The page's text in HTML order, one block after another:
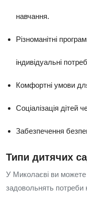
навчання.
Різноманітні
індивідуальні
Комфортні умови
Соціалізація дітей
Забезпечення
Типи дитячих
У Миколаєві ви можете
задовольнять потреби